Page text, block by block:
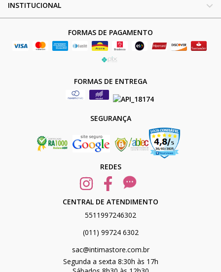
INSTITUCIONAL
FORMAS DE PAGAMENTO
FORMAS DE ENTREGA
SEGURANÇA
REDES
CENTRAL DE ATENDIMENTO
5511997246302
(011) 99724 6302
sac@intimastore.com.br
Segunda a sexta 8:30h às 17h